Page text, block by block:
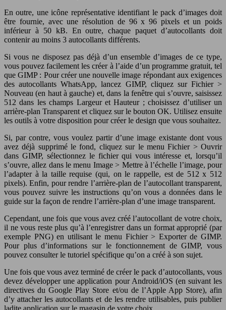
En outre, une icône représentative identifiant le pack d’images doit
être fournie, avec une résolution de 96 x 96 pixels et un poids
inférieur à 50 kB. En outre, chaque paquet d’autocollants doit
contenir au moins 3 autocollants différents.
Si vous ne disposez pas déjà d’un ensemble d’images de ce type,
vous pouvez facilement les créer à l’aide d’un programme gratuit, tel
que GIMP : Pour créer une nouvelle image répondant aux exigences
des autocollants WhatsApp, lancez GIMP, cliquez sur Fichier >
Nouveau (en haut à gauche) et, dans la fenêtre qui s’ouvre, saisissez
512 dans les champs Largeur et Hauteur ; choisissez d’utiliser un
arrière-plan Transparent et cliquez sur le bouton OK. Utilisez ensuite
les outils à votre disposition pour créer le design que vous souhaitez.
Si, par contre, vous voulez partir d’une image existante dont vous
avez déjà supprimé le fond, cliquez sur le menu Fichier > Ouvrir
dans GIMP, sélectionnez le fichier qui vous intéresse et, lorsqu’il
s’ouvre, allez dans le menu Image > Mettre à l’échelle l’image, pour
l’adapter à la taille requise (qui, on le rappelle, est de 512 x 512
pixels). Enfin, pour rendre l’arrière-plan de l’autocollant transparent,
vous pouvez suivre les instructions qu’on vous a données dans le
guide sur la façon de rendre l’arrière-plan d’une image transparent.
Cependant, une fois que vous avez créé l’autocollant de votre choix,
il ne vous reste plus qu’à l’enregistrer dans un format approprié (par
exemple PNG) en utilisant le menu Fichier > Exporter de GIMP.
Pour plus d’informations sur le fonctionnement de GIMP, vous
pouvez consulter le tutoriel spécifique qu’on a créé à son sujet.
Une fois que vous avez terminé de créer le pack d’autocollants, vous
devez développer une application pour Android/iOS (en suivant les
directives du Google Play Store et/ou de l’Apple App Store), afin
d’y attacher les autocollants et de les rendre utilisables, puis publier
ladite application sur le magasin de votre choix.